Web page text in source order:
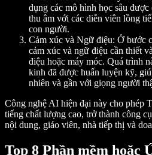
dụng các mô hình học sâu
thu âm với các diễn viên lồng
con người.
Cảm xúc và Ngữ điệu: Ở bước
cảm xúc và ngữ điệu cần thiết
điệu hoặc máy móc. Quá trình
kinh đã được huấn luyện kỹ,
nhiên và gần với giọng người
Công nghệ AI hiện đại này cho phép
tiếng chất lượng cao, trở thành công
nội dung, giáo viên, nhà tiếp thị và
Top 8 Phần mềm hoặc